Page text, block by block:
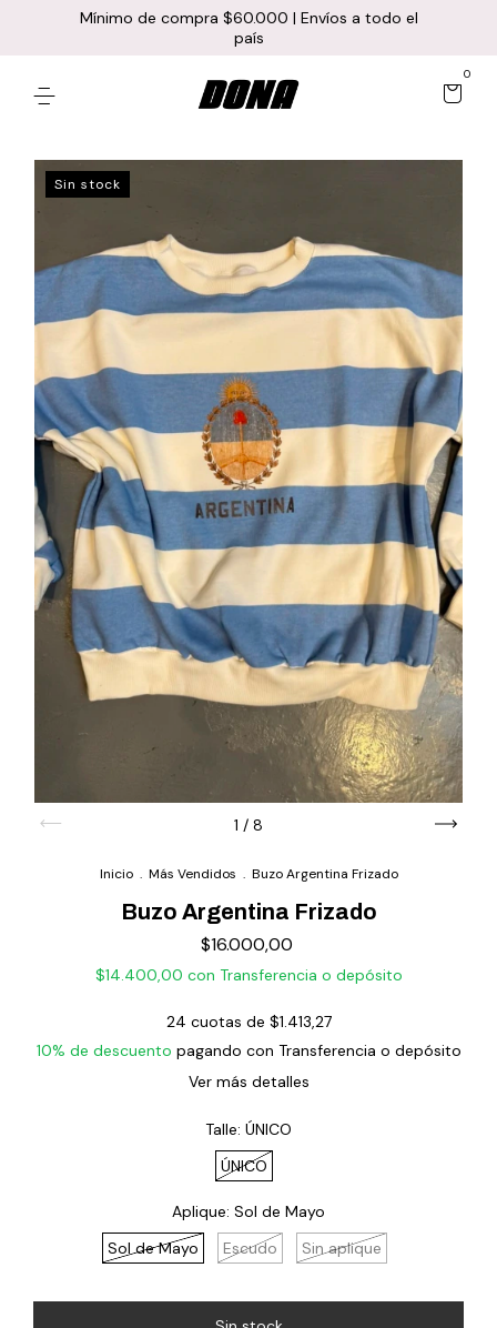
Mínimo de compra $60.000 | Envíos a todo el
país
0
Sin stock
1 / 8
Inicio . Más Vendidos . Buzo Argentina Frizado
Buzo Argentina Frizado
$16.000,00
$14.400,00 con Transferencia o depósito
24 cuotas de $1.413,27
10% de descuento pagando con Transferencia o depósito
Ver más detalles
Talle: ÚNICO
ÚNICO
Aplique: Sol de Mayo
Sol de Mayo
Escudo Sin aplique